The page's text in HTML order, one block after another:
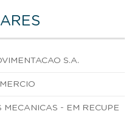
S.A.
- EM RECUPE